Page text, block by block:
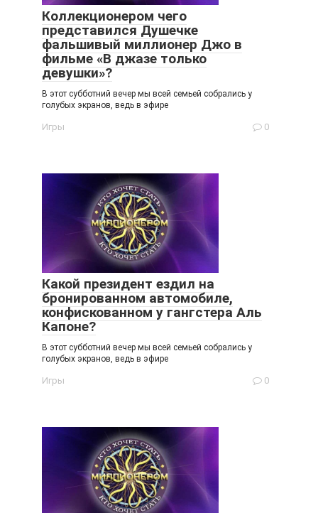
Коллекционером чего
представился Душечке
фальшивый миллионер Джо в
фильме «В джазе только
девушки»?
В этот субботний вечер мы всей семьей собрались у
голубых экранов, ведь в эфире
Игры 0
Какой президент ездил на
бронированном автомобиле,
конфискованном у гангстера Аль
Капоне?
В этот субботний вечер мы всей семьей собрались у
голубых экранов, ведь в эфире
Игры 0